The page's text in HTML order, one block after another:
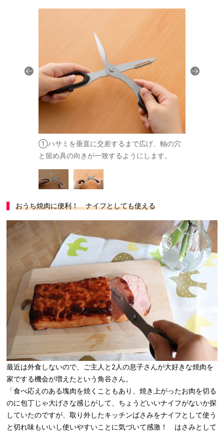
①ハサミを垂直に交差するまで広げ、軸の穴
と留め具の向きが一致するようにします。
おうち焼肉に便利！ ナイフとしても使える
最近は外食しないので、ご主人と2人の息子さんが大好きな焼肉を
家でする機会が増えたという角谷さん。
「食べ応えのある塊肉を焼くこともあり、焼き上がったお肉を切る
のに包丁じゃ大げさな感じがして、ちょうどいいナイフがないか探
していたのですが、取り外したキッチンばさみをナイフとして使う
と切れ味もいいし使いやすいことに気づいて感激！ はさみとして